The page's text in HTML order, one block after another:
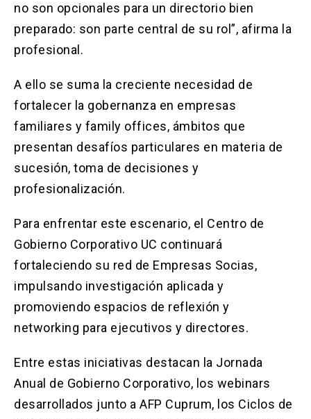
no son opcionales para un directorio bien
preparado: son parte central de su rol”, afirma la
profesional.
A ello se suma la creciente necesidad de
fortalecer la gobernanza en empresas
familiares y family offices, ámbitos que
presentan desafíos particulares en materia de
sucesión, toma de decisiones y
profesionalización.
Para enfrentar este escenario, el Centro de
Gobierno Corporativo UC continuará
fortaleciendo su red de Empresas Socias,
impulsando investigación aplicada y
promoviendo espacios de reflexión y
networking para ejecutivos y directores.
Entre estas iniciativas destacan la Jornada
Anual de Gobierno Corporativo, los webinars
desarrollados junto a AFP Cuprum, los Ciclos de